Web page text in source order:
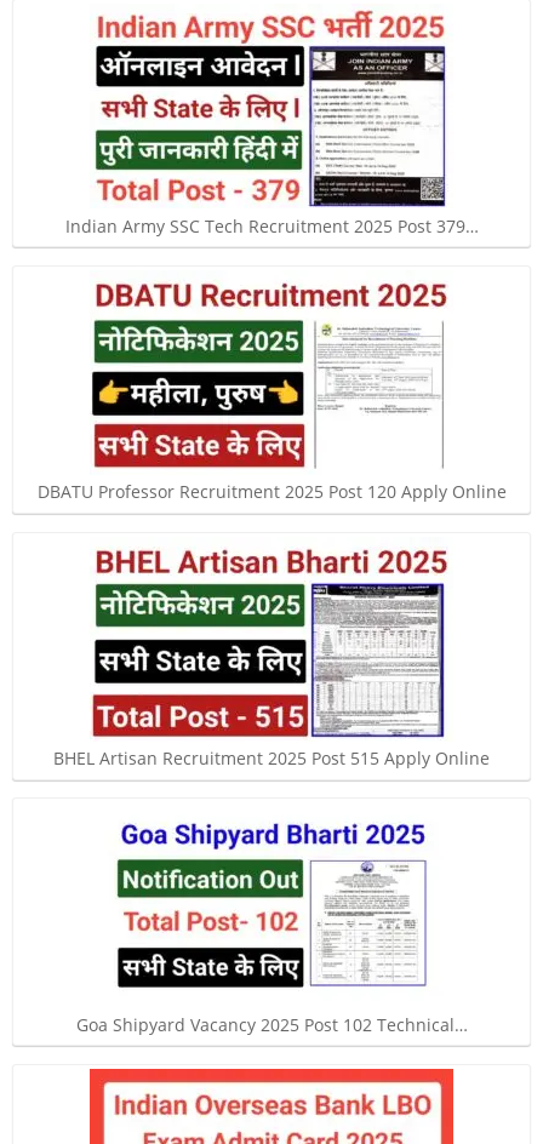
Indian Army SSC Tech Recruitment 2025 Post 379…
DBATU Professor Recruitment 2025 Post 120 Apply Online
BHEL Artisan Recruitment 2025 Post 515 Apply Online
Goa Shipyard Vacancy 2025 Post 102 Technical…